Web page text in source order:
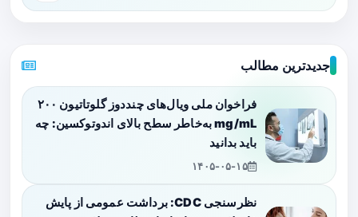
جدیدترین مطالب
فراخوان ملی ویال‌های چنددوز گلوتاتیون ۲۰۰
mg/mL به‌خاطر سطح بالای اندوتوکسین: چه
باید بدانید
۱۴۰۵-۰۵-۱۵
نظرسنجی CDC: برداشت عمومی از پایش